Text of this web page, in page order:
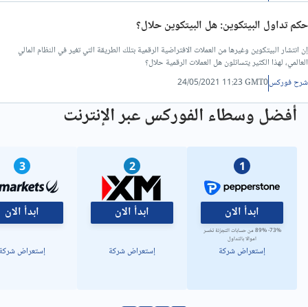
حكم تداول البيتكوين: هل البيتكوين حلال؟
إن انتشار البيتكوين وغيرها من العملات الافتراضية الرقمية بتلك الطريقة التي تغير في النظام المالي
العالمي، لهذا الكثير يتسائلون هل العملات الرقمية حلال؟
شرح فوركس24/05/2021 11:23 GMT0
أفضل وسطاء الفوركس عبر الإنترنت
1
ابدأ الان
73%- 89% من حسابات التجزئة تخسر
اموالا بالتداول
إستعراض شركة
2
ابدأ الان
إستعراض شركة
3
ابدأ الان
إستعراض